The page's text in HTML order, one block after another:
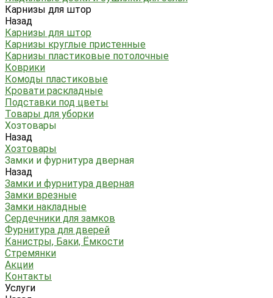
Карнизы для штор
Назад
Карнизы для штор
Карнизы круглые пристенные
Карнизы пластиковые потолочные
Коврики
Комоды пластиковые
Кровати раскладные
Подставки под цветы
Товары для уборки
Хозтовары
Назад
Хозтовары
Замки и фурнитура дверная
Назад
Замки и фурнитура дверная
Замки врезные
Замки накладные
Сердечники для замков
Фурнитура для дверей
Канистры, Баки, Ёмкости
Стремянки
Акции
Контакты
Услуги